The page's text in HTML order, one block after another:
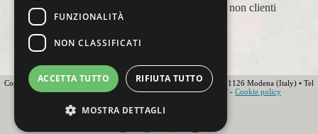
ospiti, amici, non clienti
Copyright 2012 Ovunque Running s.r.l • Strada delle Fornaci 20 • 41126 Modena (Italy) • Tel
+39 059 219566 • T.O.U.R.S MEMBER • IATA • FIAVET - Cookie policy
FUNZIONALITÀ
NON CLASSIFICATI
ACCETTA TUTTO RIFIUTA TUTTO
MOSTRA DETTAGLI